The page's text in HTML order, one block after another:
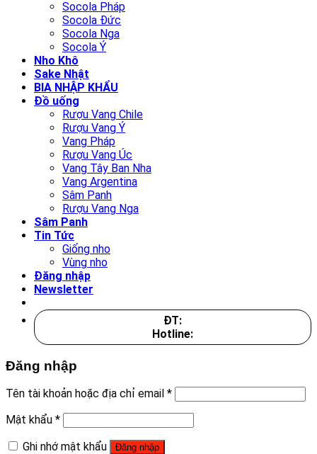
Socola Pháp
Socola Đức
Socola Nga
Socola Ý
Nho Khô
Sake Nhật
BIA NHẬP KHẨU
Đồ uống
Rượu Vang Chile
Rượu Vang Ý
Vang Pháp
Rượu Vang Úc
Vang Tây Ban Nha
Vang Argentina
Sâm Panh
Rượu Vang Nga
Sâm Panh
Tin Tức
Giống nho
Vùng nho
Đăng nhập
Newsletter
ĐT:
Hotline:
Đăng nhập
Tên tài khoản hoặc địa chỉ email *
Mật khẩu *
Ghi nhớ mật khẩu
Đăng nhập